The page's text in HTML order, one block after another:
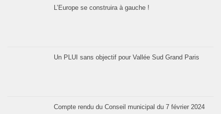
L’Europe se construira à gauche !
Un PLUI sans objectif pour Vallée Sud Grand Paris
Compte rendu du Conseil municipal du 7 février 2024